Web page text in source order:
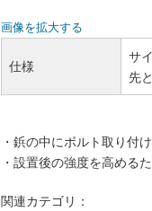
画像を拡大する
仕様
サ
先
・鋲の中にボルト取り付
・設置後の強度を高める
関連カテゴリ：